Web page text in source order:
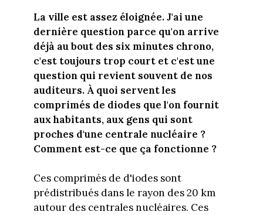
La ville est assez éloignée. J'ai une
dernière question parce qu'on arrive
déjà au bout des six minutes chrono,
c'est toujours trop court et c'est une
question qui revient souvent de nos
auditeurs. À quoi servent les
comprimés de diodes que l'on fournit
aux habitants, aux gens qui sont
proches d'une centrale nucléaire ?
Comment est-ce que ça fonctionne ?
Ces comprimés de d'iodes sont
prédistribués dans le rayon des 20 km
autour des centrales nucléaires. Ces